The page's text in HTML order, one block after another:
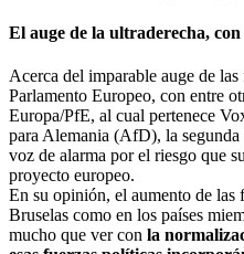
El auge de la ultraderecha,
Acerca del imparable auge de
Parlamento Europeo, con entre
Europa/PfE, al cual pertenece
para Alemania (AfD), la segunda
voz de alarma por el riesgo que
proyecto europeo.
En su opinión, el aumento de las
Bruselas como en los países
mucho que ver con la